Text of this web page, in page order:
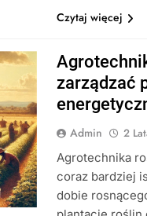
Czytaj więcej
zarządzać
Admin 2
Agrotechnika
coraz bardziej
dobie